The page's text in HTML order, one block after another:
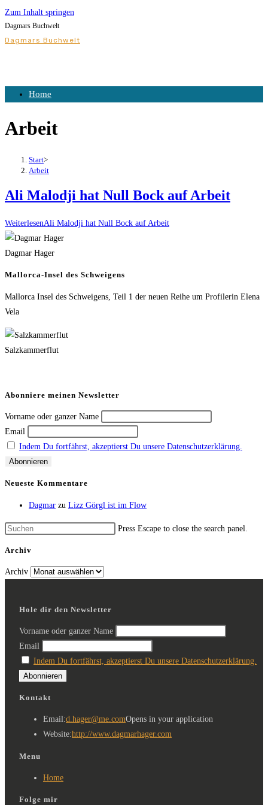
Zum Inhalt springen
Dagmars Buchwelt
Dagmars Buchwelt
Home
Arbeit
Start>
Arbeit
Ali Malodji hat Null Bock auf Arbeit
WeiterlesenAli Malodji hat Null Bock auf Arbeit
Dagmar Hager
Mallorca-Insel des Schweigens
Mallorca Insel des Schweigens, Teil 1 der neuen Reihe um Profilerin Elena
Vela
Salzkammerflut
Abonniere meinen Newsletter
Vorname oder ganzer Name
Email
Indem Du fortfährst, akzeptierst Du unsere Datenschutzerklärung.
Neueste Kommentare
Dagmar zu Lizz Görgl ist im Flow
Press Escape to close the search panel.
Archiv
Archiv
Hole dir den Newsletter
Vorname oder ganzer Name
Email
Indem Du fortfährst, akzeptierst Du unsere Datenschutzerklärung.
Kontakt
Email:d.hager@me.comOpens in your application
Website:http://www.dagmarhager.com
Menu
Home
Folge mir